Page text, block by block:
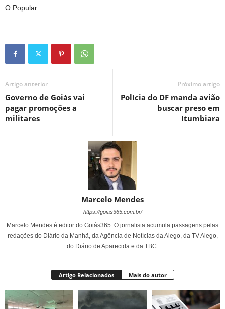
O Popular.
Artigo anterior
Governo de Goiás vai
pagar promoções a
militares
Próximo artigo
Polícia do DF manda avião
buscar preso em
Itumbiara
Marcelo Mendes
https://goias365.com.br/
Marcelo Mendes é editor do Goiás365. O jornalista acumula passagens pelas
redações do Diário da Manhã, da Agência de Notícias da Alego, da TV Alego,
do Diário de Aparecida e da TBC.
Artigo Relacionados Mais do autor